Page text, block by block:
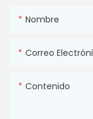
Nombre
Correo
Contenido